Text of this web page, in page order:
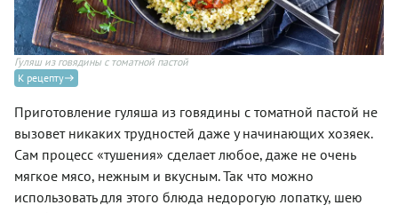
Гуляш из говядины с томатной пастой
К рецепту
Приготовление гуляша из говядины с томатной пастой не
вызовет никаких трудностей даже у начинающих хозяек.
Сам процесс «тушения» сделает любое, даже не очень
мягкое мясо, нежным и вкусным. Так что можно
использовать для этого блюда недорогую лопатку, шею